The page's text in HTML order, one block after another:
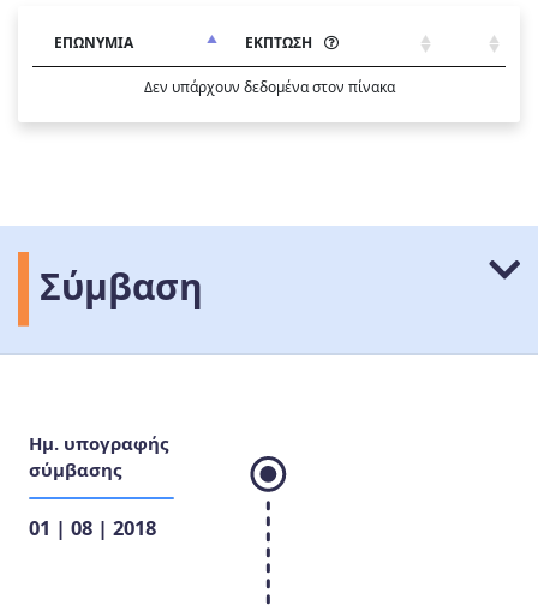
ΕΠΩΝΥΜΙΑ ΕΚΠΤΩΣΗ
Δεν υπάρχουν δεδομένα στον πίνακα
Σύμβαση
Ημ. υπογραφής
σύμβασης
01 | 08 | 2018